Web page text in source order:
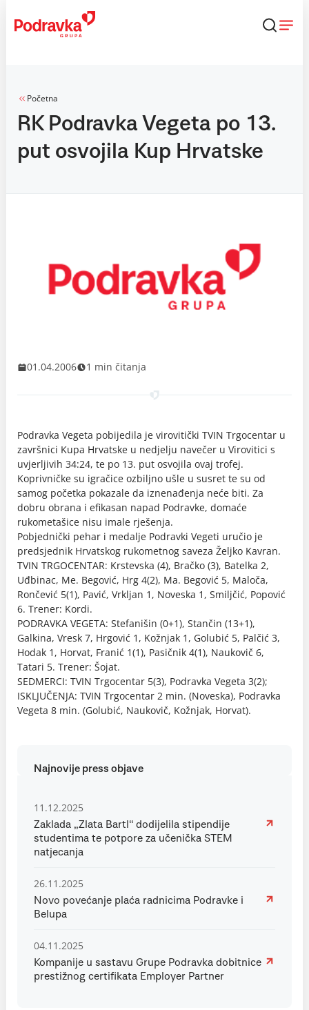
content
Početna
RK Podravka Vegeta po 13.
put osvojila Kup Hrvatske
01.04.2006 1 min čitanja
Podravka Vegeta pobijedila je virovitički TVIN Trgocentar u
završnici Kupa Hrvatske u nedjelju navečer u Virovitici s
uvjerljivih 34:24, te po 13. put osvojila ovaj trofej.
Koprivničke su igračice ozbiljno ušle u susret te su od
samog početka pokazale da iznenađenja neće biti. Za
dobru obrana i efikasan napad Podravke, domaće
rukometašice nisu imale rješenja.
Pobjednički pehar i medalje Podravki Vegeti uručio je
predsjednik Hrvatskog rukometnog saveza Željko Kavran.
TVIN TRGOCENTAR: Krstevska (4), Bračko (3), Batelka 2,
Uđbinac, Me. Begović, Hrg 4(2), Ma. Begović 5, Maloča,
Rončević 5(1), Pavić, Vrkljan 1, Noveska 1, Smiljčić, Popović
6. Trener: Kordi.
PODRAVKA VEGETA: Stefanišin (0+1), Stančin (13+1),
Galkina, Vresk 7, Hrgović 1, Kožnjak 1, Golubić 5, Palčić 3,
Hodak 1, Horvat, Franić 1(1), Pasičnik 4(1), Naukovič 6,
Tatari 5. Trener: Šojat.
SEDMERCI: TVIN Trgocentar 5(3), Podravka Vegeta 3(2);
ISKLJUČENJA: TVIN Trgocentar 2 min. (Noveska), Podravka
Vegeta 8 min. (Golubić, Naukovič, Kožnjak, Horvat).
Najnovije press objave
11.12.2025
Zaklada „Zlata Bartl“ dodijelila stipendije
studentima te potpore za učenička STEM
natjecanja
26.11.2025
Novo povećanje plaća radnicima Podravke i
Belupa
04.11.2025
Kompanije u sastavu Grupe Podravka dobitnice
prestižnog certifikata Employer Partner